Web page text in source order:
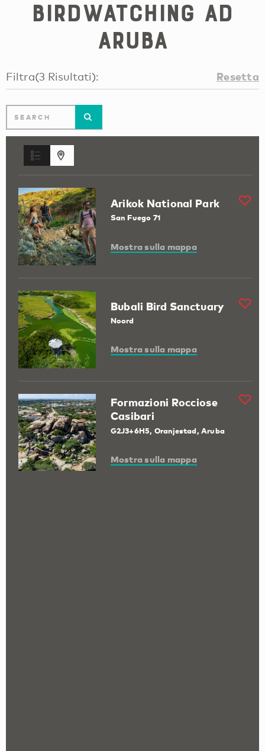
Birdwatching ad
Aruba
Filtra(3 Risultati): Resetta
Arikok National Park
San Fuego 71
Mostra sulla mappa
Bubali Bird Sanctuary
Noord
Mostra sulla mappa
Formazioni Rocciose
Casibari
G2J3+6H5, Oranjestad, Aruba
Mostra sulla mappa